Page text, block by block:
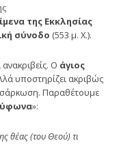
της Εκκλησίας
σύνοδο (553 μ. Χ.).
Ο άγιος
υ­ποστηρίζει ακριβώς
Παραθέτουμε
»:
θέας (του Θεού) τι